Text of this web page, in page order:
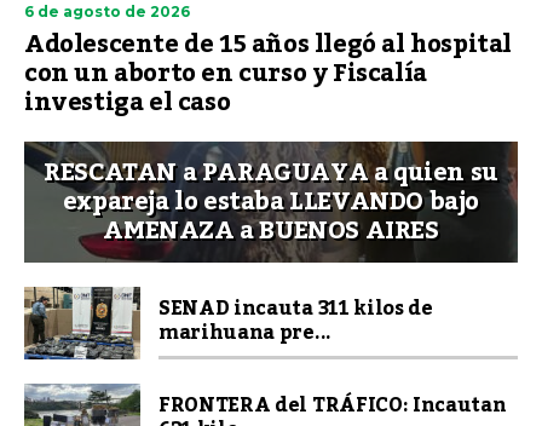
6 de agosto de 2026
Adolescente de 15 años llegó al hospital
con un aborto en curso y Fiscalía
investiga el caso
RESCATAN a PARAGUAYA a quien su
expareja lo estaba LLEVANDO bajo
AMENAZA a BUENOS AIRES
SENAD incauta 311 kilos de
marihuana pre...
FRONTERA del TRÁFICO: Incautan